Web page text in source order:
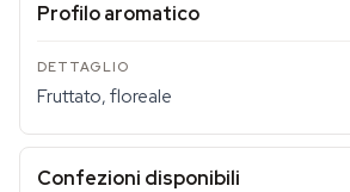
Profilo aromatico
Fruttato, floreale
Confezioni disponibili